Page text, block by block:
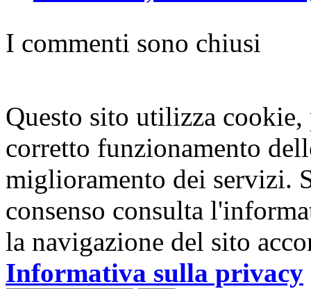
I commenti sono chiusi
Questo sito utilizza
corretto funzionamento
miglioramento dei servizi.
consenso consulta
la navigazione del sito
Informativa sulla privacy